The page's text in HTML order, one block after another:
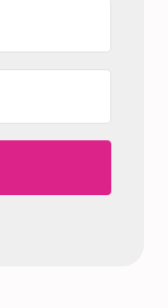
de cocina y
Tu recurso
en